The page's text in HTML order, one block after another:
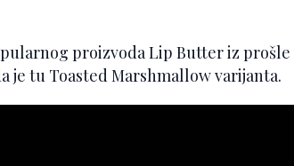
proizvoda Lip Butter iz prošle
je tu Toasted Marshmallow varijanta.